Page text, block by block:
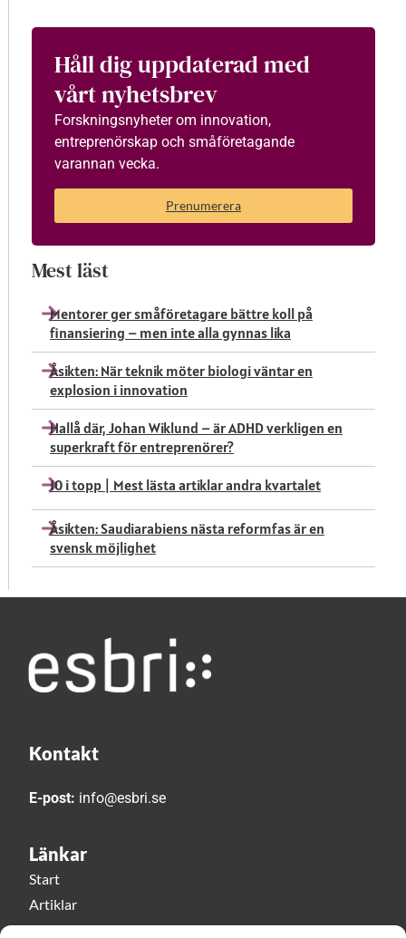
Håll dig uppdaterad med
vårt nyhetsbrev
Forskningsnyheter om innovation,
entreprenörskap och småföretagande
varannan vecka.
Prenumerera
Mest läst
Mentorer ger småföretagare bättre koll på
finansiering – men inte alla gynnas lika
Åsikten: När teknik möter biologi väntar en
explosion i innovation
Hallå där, Johan Wiklund – är ADHD verkligen en
superkraft för entreprenörer?
10 i topp | Mest lästa artiklar andra kvartalet
Åsikten: Saudiarabiens nästa reformfas är en
svensk möjlighet
Kontakt
E-post: info@esbri.se
Länkar
Start
Artiklar
Esbri play